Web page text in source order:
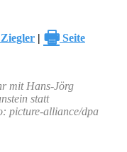
| 🖶 Seite
mit Hans-Jörg
statt
picture-alliance/dpa